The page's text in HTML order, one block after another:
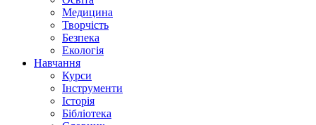
Медицина
Творчість
Безпека
Екологія
Навчання
Курси
Інструменти
Історія
Бібліотека